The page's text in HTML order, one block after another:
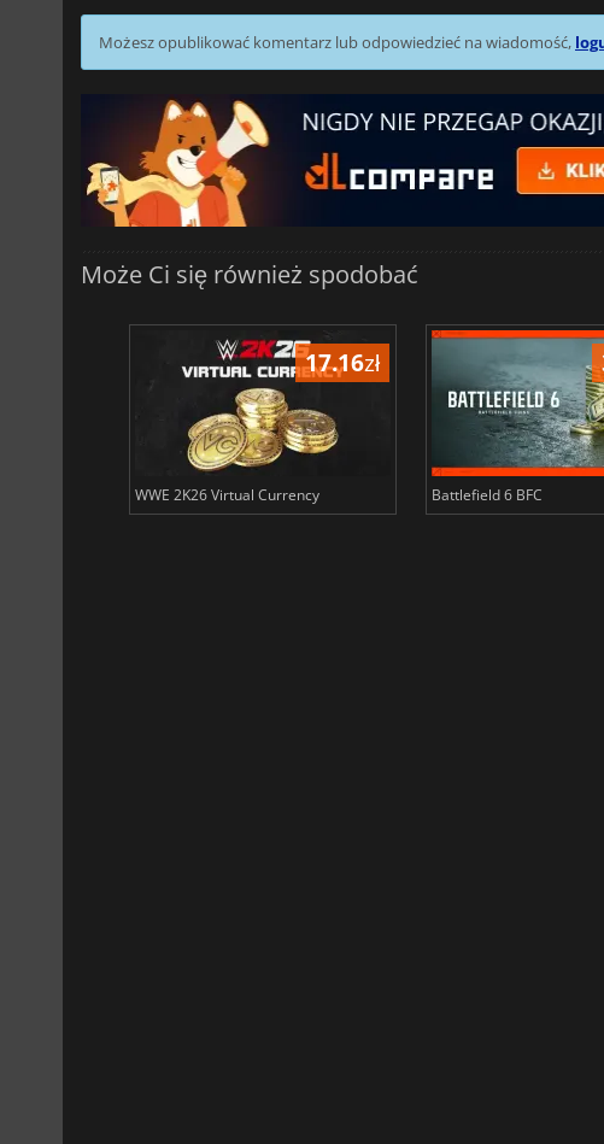
Możesz opublikować komentarz lub odpowiedzieć na wiadomość,
Może Ci się również spodobać
17.16zł
WWE 2K26 Virtual Currency Battlefield 6 BFC